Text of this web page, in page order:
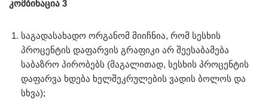
კომბინაცია 3
საგადასახადო ორგანომ მიიჩნია, რომ სესხის
პროცენტის დაფარვის გრაფიკი არ შეესაბამება
საბაზრო პირობებს (მაგალითად, სესხის პროცენტის
დაფარვა ხდება ხელშეკრულების ვადის ბოლოს და
სხვა);